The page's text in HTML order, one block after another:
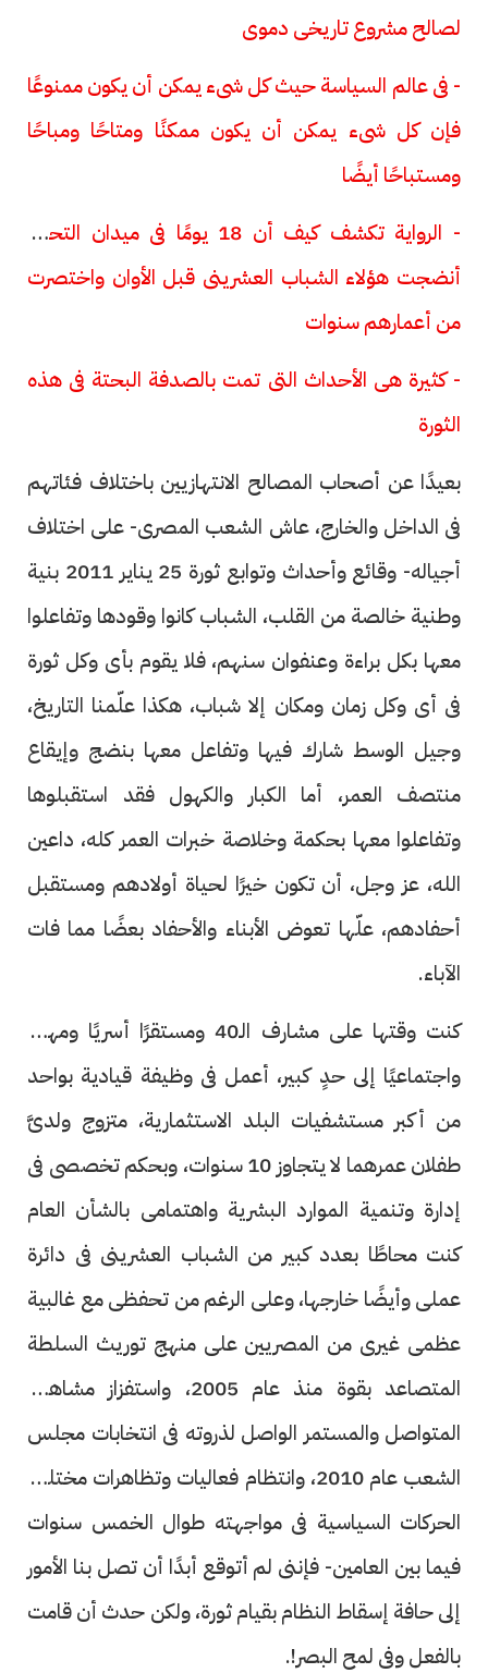
لصالح مشروع تاريخى دموى
- فى عالم السياسة حيث كل شىء يمكن أن يكون ممنوعًا
فإن كل شىء يمكن أن يكون ممكنًا ومتاحًا ومباحًا
ومستباحًا أيضًا
- الرواية تكشف كيف أن 18 يومًا فى ميدان التحرير
أنضجت هؤلاء الشباب العشرينى قبل الأوان واختصرت
من أعمارهم سنوات
- كثيرة هى الأحداث التى تمت بالصدفة البحتة فى هذه
الثورة
بعيدًا عن أصحاب المصالح الانتهازيين باختلاف فئاتهم
فى الداخل والخارج، عاش الشعب المصرى- على اختلاف
أجياله- وقائع وأحداث وتوابع ثورة 25 يناير 2011 بنية
وطنية خالصة من القلب، الشباب كانوا وقودها وتفاعلوا
معها بكل براءة وعنفوان سنهم، فلا يقوم بأى وكل ثورة
فى أى وكل زمان ومكان إلا شباب، هكذا علّمنا التاريخ،
وجيل الوسط شارك فيها وتفاعل معها بنضج وإيقاع
منتصف العمر، أما الكبار والكهول فقد استقبلوها
وتفاعلوا معها بحكمة وخلاصة خبرات العمر كله، داعين
الله، عز وجل، أن تكون خيرًا لحياة أولادهم ومستقبل
أحفادهم، علّها تعوض الأبناء والأحفاد بعضًا مما فات
الآباء.
كنت وقتها على مشارف الـ40 ومستقرًا أسريًا ومهنيًا
واجتماعيًا إلى حدٍ كبير، أعمل فى وظيفة قيادية بواحد
من أكبر مستشفيات البلد الاستثمارية، متزوج ولدىَّ
طفلان عمرهما لا يتجاوز 10 سنوات، وبحكم تخصصى فى
إدارة وتنمية الموارد البشرية واهتمامى بالشأن العام
كنت محاطًا بعدد كبير من الشباب العشرينى فى دائرة
عملى وأيضًا خارجها، وعلى الرغم من تحفظى مع غالبية
عظمى غيرى من المصريين على منهج توريث السلطة
المتصاعد بقوة منذ عام 2005، واستفزاز مشاهده
المتواصل والمستمر الواصل لذروته فى انتخابات مجلس
الشعب عام 2010، وانتظام فعاليات وتظاهرات مختلف
الحركات السياسية فى مواجهته طوال الخمس سنوات
فيما بين العامين- فإننى لم أتوقع أبدًا أن تصل بنا الأمور
إلى حافة إسقاط النظام بقيام ثورة، ولكن حدث أن قامت
بالفعل وفى لمح البصر!.